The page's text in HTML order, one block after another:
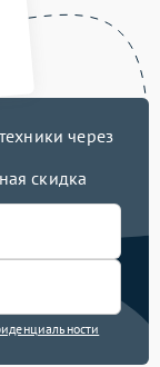
через
скидка